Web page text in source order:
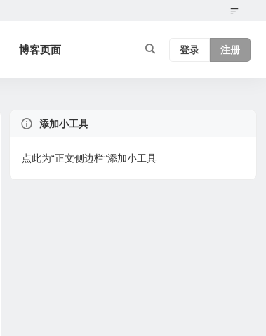
博客页面 登录 注册
添加小工具
点此为“正文侧边栏”添加小工具